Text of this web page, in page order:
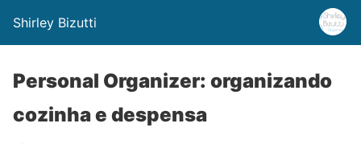
Shirley Bizutti
Personal Organizer: organizando
cozinha e despensa